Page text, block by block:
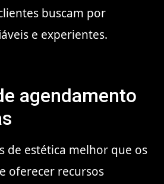
buscam por
e experientes.
agendamento
de estética melhor que os
oferecer recursos